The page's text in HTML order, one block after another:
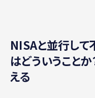
NISAと並行して
はどういうこと
える